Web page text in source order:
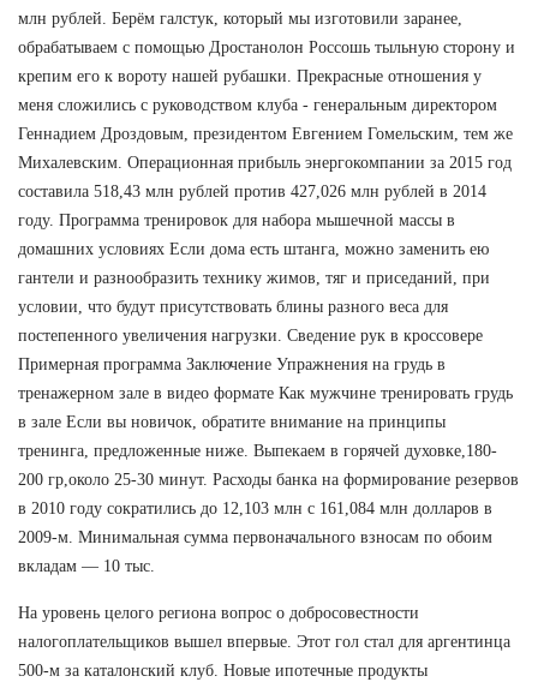
млн рублей. Берём галстук, который мы изготовили заранее,
обрабатываем с помощью Дростанолон Россошь тыльную сторону и
крепим его к вороту нашей рубашки. Прекрасные отношения у
меня сложились с руководством клуба - генеральным директором
Геннадием Дроздовым, президентом Евгением Гомельским, тем же
Михалевским. Операционная прибыль энергокомпании за 2015 год
составила 518,43 млн рублей против 427,026 млн рублей в 2014
году. Программа тренировок для набора мышечной массы в
домашних условиях Если дома есть штанга, можно заменить ею
гантели и разнообразить технику жимов, тяг и приседаний, при
условии, что будут присутствовать блины разного веса для
постепенного увеличения нагрузки. Сведение рук в кроссовере
Примерная программа Заключение Упражнения на грудь в
тренажерном зале в видео формате Как мужчине тренировать грудь
в зале Если вы новичок, обратите внимание на принципы
тренинга, предложенные ниже. Выпекаем в горячей духовке,180-
200 гр,около 25-30 минут. Расходы банка на формирование резервов
в 2010 году сократились до 12,103 млн с 161,084 млн долларов в
2009-м. Минимальная сумма первоначального взносам по обоим
вкладам — 10 тыс.
На уровень целого региона вопрос о добросовестности
налогоплательщиков вышел впервые. Этот гол стал для аргентинца
500-м за каталонский клуб. Новые ипотечные продукты